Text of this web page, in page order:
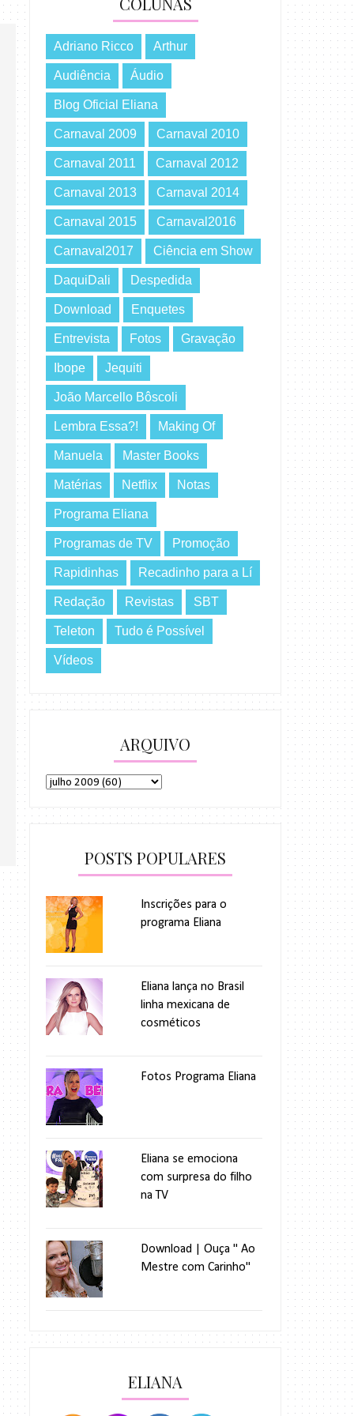
Adriano Ricco Arthur
Audiência Áudio
Blog Oficial Eliana
Carnaval 2009 Carnaval 2010
Carnaval 2011 Carnaval 2012
Carnaval 2013 Carnaval 2014
Carnaval 2015 Carnaval2016
Carnaval2017 Ciência em Show
DaquiDali Despedida
Download Enquetes
Entrevista Fotos Gravação
Ibope Jequiti
João Marcello Bôscoli
Lembra Essa?! Making Of
Manuela Master Books
Matérias Netflix Notas
Programa Eliana
Programas de TV Promoção
Rapidinhas Recadinho para a Lí
Redação Revistas SBT
Teleton Tudo é Possível
Vídeos
ARQUIVO
POSTS POPULARES
Inscrições para o
programa Eliana
Eliana lança no Brasil
linha mexicana de
cosméticos
Fotos Programa Eliana
Eliana se emociona
com surpresa do filho
na TV
Download | Ouça " Ao
Mestre com Carinho"
ELIANA